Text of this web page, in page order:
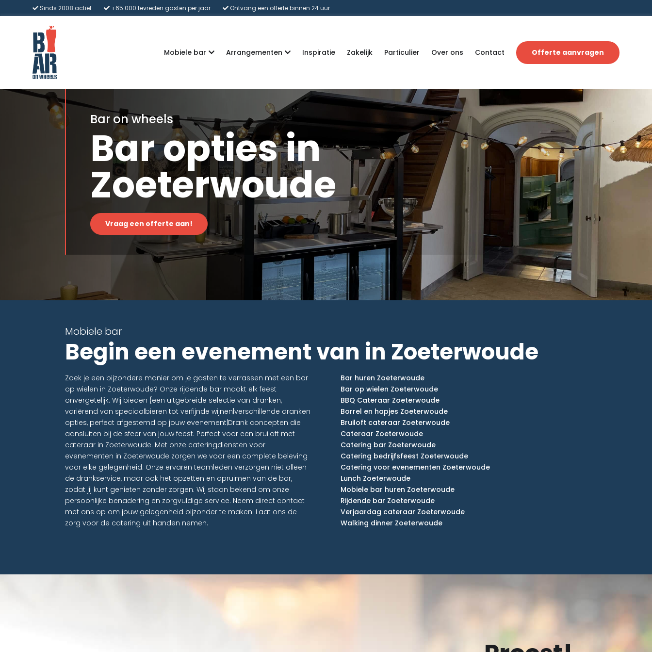
Sinds 2008 actief +65.000 tevreden gasten per jaar Ontvang een offerte binnen 24 uur
Mobiele bar Arrangementen Inspiratie Zakelijk Particulier Over ons Contact Offerte aanvragen
Bar on wheels
Bar opties in
Zoeterwoude
Vraag een offerte aan!
Mobiele bar
Begin een evenement van in Zoeterwoude
Zoek je een bijzondere manier om je gasten te verrassen met een bar
op wielen in Zoeterwoude? Onze rijdende bar maakt elk feest
onvergetelijk. Wij bieden {een uitgebreide selectie van dranken,
variërend van speciaalbieren tot verfijnde wijnen|verschillende dranken
opties, perfect afgestemd op jouw evenement|Drank concepten die
aansluiten bij de sfeer van jouw feest. Perfect voor een bruiloft met
cateraar in Zoeterwoude. Met onze cateringdiensten voor
evenementen in Zoeterwoude zorgen we voor een complete beleving
voor elke gelegenheid. Onze ervaren teamleden verzorgen niet alleen
de drankservice, maar ook het opzetten en opruimen van de bar,
zodat jij kunt genieten zonder zorgen. Wij staan bekend om onze
persoonlijke benadering en zorgvuldige service. Neem direct contact
met ons op om jouw gelegenheid bijzonder te maken. Laat ons de
zorg voor de catering uit handen nemen.
Bar huren Zoeterwoude
Bar op wielen Zoeterwoude
BBQ Cateraar Zoeterwoude
Borrel en hapjes Zoeterwoude
Bruiloft cateraar Zoeterwoude
Cateraar Zoeterwoude
Catering bar Zoeterwoude
Catering bedrijfsfeest Zoeterwoude
Catering voor evenementen Zoeterwoude
Lunch Zoeterwoude
Mobiele bar huren Zoeterwoude
Rijdende bar Zoeterwoude
Verjaardag cateraar Zoeterwoude
Walking dinner Zoeterwoude